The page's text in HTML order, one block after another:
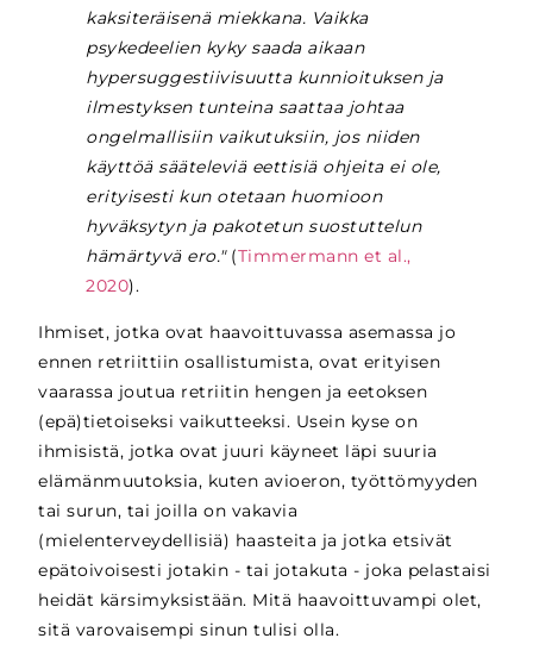
kaksiteräisenä miekkana. Vaikka
psykedeelien kyky saada aikaan
hypersuggestiivisuutta kunnioituksen ja
ilmestyksen tunteina saattaa johtaa
ongelmallisiin vaikutuksiin, jos niiden
käyttöä sääteleviä eettisiä ohjeita ei ole,
erityisesti kun otetaan huomioon
hyväksytyn ja pakotetun suostuttelun
hämärtyvä ero." (Timmermann et al.,
2020).
Ihmiset, jotka ovat haavoittuvassa asemassa jo
ennen retriittiin osallistumista, ovat erityisen
vaarassa joutua retriitin hengen ja eetoksen
(epä)tietoiseksi vaikutteeksi. Usein kyse on
ihmisistä, jotka ovat juuri käyneet läpi suuria
elämänmuutoksia, kuten avioeron, työttömyyden
tai surun, tai joilla on vakavia
(mielenterveydellisiä) haasteita ja jotka etsivät
epätoivoisesti jotakin - tai jotakuta - joka pelastaisi
heidät kärsimyksistään. Mitä haavoittuvampi olet,
sitä varovaisempi sinun tulisi olla.